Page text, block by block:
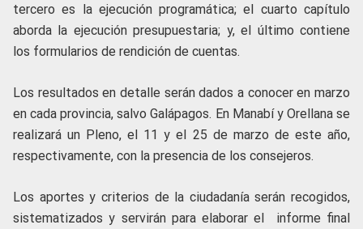
tercero es la ejecución programática; el cuarto capítulo
aborda la ejecución presupuestaria; y, el último contiene
los formularios de rendición de cuentas.
Los resultados en detalle serán dados a conocer en marzo
en cada provincia, salvo Galápagos. En Manabí y Orellana se
realizará un Pleno, el 11 y el 25 de marzo de este año,
respectivamente, con la presencia de los consejeros.
Los aportes y criterios de la ciudadanía serán recogidos,
sistematizados y servirán para elaborar el informe final